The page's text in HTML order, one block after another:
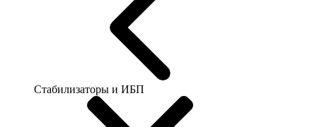
Стабилизаторы и ИБП